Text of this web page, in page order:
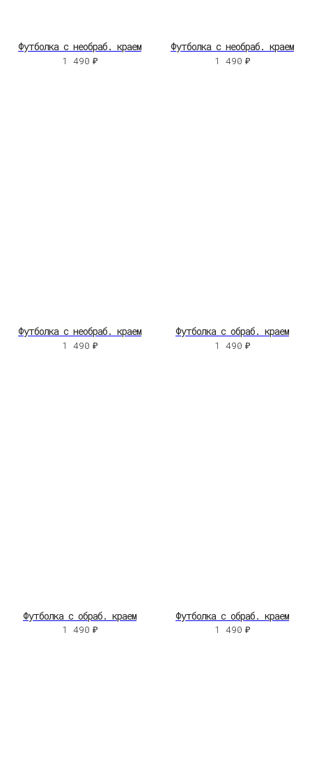
Футболка с необраб. краем
1 490 ₽
Футболка с необраб. краем
1 490 ₽
Футболка с необраб. краем
1 490 ₽
Футболка с обраб. краем
1 490 ₽
Футболка с обраб. краем
1 490 ₽
Футболка с обраб. краем
1 490 ₽